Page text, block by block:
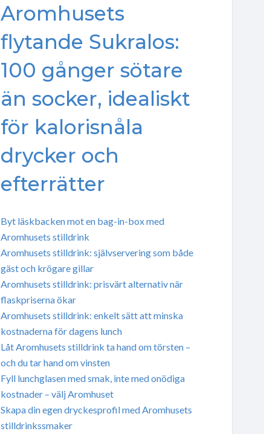
Aromhusets
flytande Sukralos:
100 gånger sötare
än socker, idealiskt
för kalorisnåla
drycker och
efterrätter
Byt läskbacken mot en bag-in-box med
Aromhusets stilldrink
Aromhusets stilldrink: självservering som både
gäst och krögare gillar
Aromhusets stilldrink: prisvärt alternativ när
flaskpriserna ökar
Aromhusets stilldrink: enkelt sätt att minska
kostnaderna för dagens lunch
Låt Aromhusets stilldrink ta hand om törsten –
och du tar hand om vinsten
Fyll lunchglasen med smak, inte med onödiga
kostnader – välj Aromhuset
Skapa din egen dryckesprofil med Aromhusets
stilldrinkssmaker